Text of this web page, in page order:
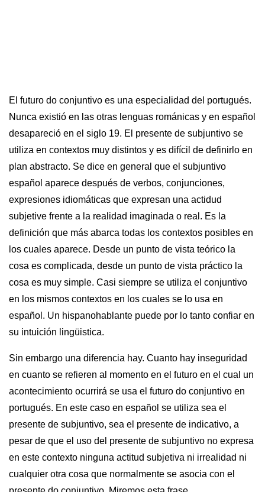
El futuro do conjuntivo es una especialidad del portugués.
Nunca existió en las otras lenguas románicas y en español
desapareció en el siglo 19. El presente de subjuntivo se
utiliza en contextos muy distintos y es difícil de definirlo en
plan abstracto. Se dice en general que el subjuntivo
español aparece después de verbos, conjunciones,
expresiones idiomáticas que expresan una actidud
subjetive frente a la realidad imaginada o real. Es la
definición que más abarca todas los contextos posibles en
los cuales aparece. Desde un punto de vista teórico la
cosa es complicada, desde un punto de vista práctico la
cosa es muy simple. Casi siempre se utiliza el conjuntivo
en los mismos contextos en los cuales se lo usa en
español. Un hispanohablante puede por lo tanto confiar en
su intuición lingüistica.
Sin embargo una diferencia hay. Cuanto hay inseguridad
en cuanto se refieren al momento en el futuro en el cual un
acontecimiento ocurrirá se usa el futuro do conjuntivo en
portugués. En este caso en español se utiliza sea el
presente de subjuntivo, sea el presente de indicativo, a
pesar de que el uso del presente de subjuntivo no expresa
en este contexto ninguna actitud subjetiva ni irrealidad ni
cualquier otra cosa que normalmente se asocia con el